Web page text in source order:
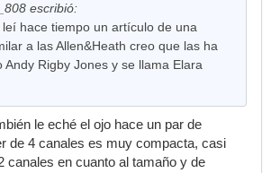
escribió:
leí hace tiempo un artículo de una
a las Allen&Heath creo que las ha
Andy Rigby Jones y se llama Elara
le eché el ojo hace un par de
de 4 canales es muy compacta, casi
canales en cuanto al tamaño y de